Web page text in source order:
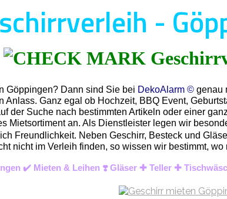
-
Göppingen? Dann sind Sie bei DekoAlarm ©genau
Anlass. Ganz egal ob Hochzeit, BBQ Event,
der Suche nach bestimmten Artikeln oder einer
Mietsortiment an. Als Dienstleister legen wir
Freundlichkeit. Neben Geschirr, Besteck und
nicht im Verleih finden, so wissen wir bestimmt,
✔️ Mieten & Leihen ❣️ Gläser ✚ Teller ✚